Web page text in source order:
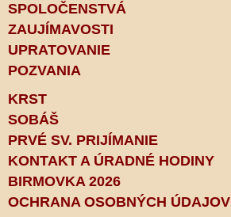
SPOLOČENSTVÁ
ZAUJÍMAVOSTI
UPRATOVANIE
POZVANIA
KRST
SOBÁŠ
PRVÉ SV. PRIJÍMANIE
KONTAKT A ÚRADNÉ HODINY
BIRMOVKA 2026
OCHRANA OSOBNÝCH ÚDAJOV